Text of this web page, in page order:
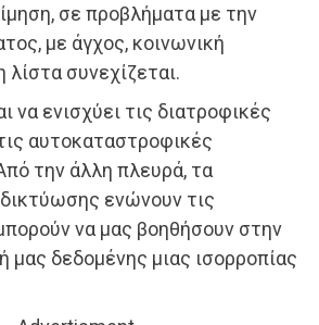
σε προβλήματα με την
με άγχος, κοινωνική
συνεχίζεται.
να ενισχύει τις διατροφικές
αυτοκαταστροφικές
την άλλη πλευρά, τα
ενώνουν τις
να μας βοηθήσουν στην
μας δεδομένης μιας ισορροπίας